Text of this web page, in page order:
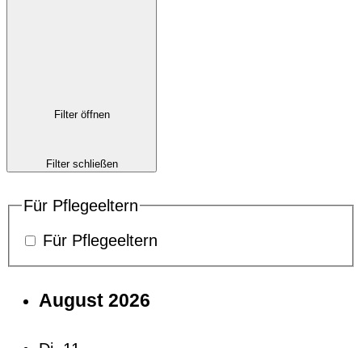
Filter öffnen
Filter schließen
Für Pflegeeltern
Für Pflegeeltern
August 2026